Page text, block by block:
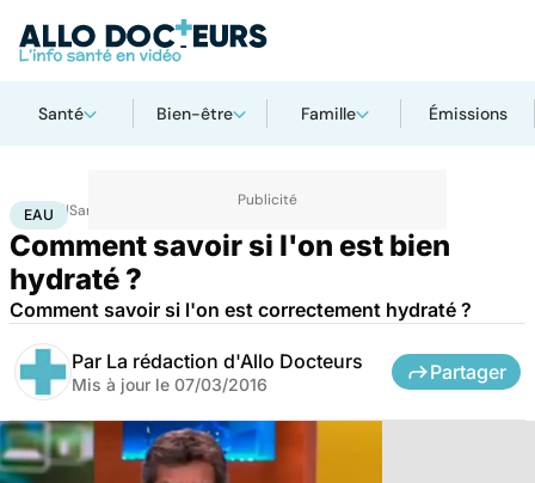
Santé Bien-être Famille Émissions
AccueilSanté
EAU
Comment savoir si l'on est bien
hydraté ?
Comment savoir si l'on est correctement hydraté ?
Par La rédaction d'Allo Docteurs
Mis à jour le 07/03/2016
Partager